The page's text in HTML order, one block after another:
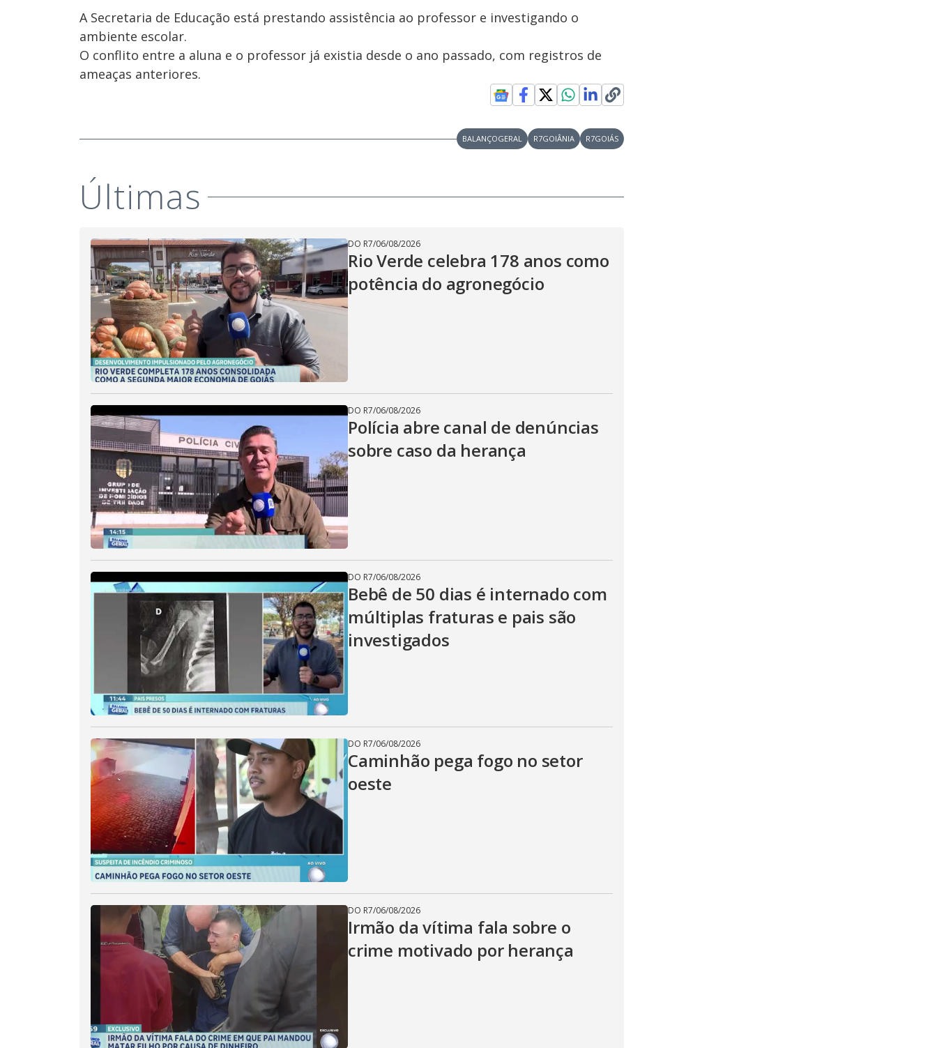
A Secretaria de Educação está prestando assistência ao professor e investigando o
ambiente escolar.
O conflito entre a aluna e o professor já existia desde o ano passado, com registros de
ameaças anteriores.
BALANÇOGERAL R7GOIÂNIA R7GOIÁS
Últimas
DO R7/06/08/2026
Rio Verde celebra 178 anos como
potência do agronegócio
DO R7/06/08/2026
Polícia abre canal de denúncias
sobre caso da herança
DO R7/06/08/2026
Bebê de 50 dias é internado com
múltiplas fraturas e pais são
investigados
DO R7/06/08/2026
Caminhão pega fogo no setor
oeste
DO R7/06/08/2026
Irmão da vítima fala sobre o
crime motivado por herança